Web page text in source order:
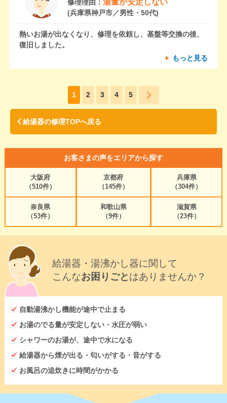
修理理由：
(兵庫県神戸市／男性・50代)
熱いお湯が出なくなり、修理を依頼し、基盤等交換の後、
復旧しました。
もっと見る
1 2 3 4 5
給湯器の修理TOPへ戻る
お客さまの声をエリアから探す
大阪府
（510件）
京都府
（145件）
兵庫県
（304件）
奈良県
（53件）
和歌山県
（9件）
滋賀県
（23件）
給湯器・湯沸かし器に関して
こんなお困りごとはありませんか？
自動湯沸かし機能が途中で止まる
お湯のでる量が安定しない・水圧が弱い
シャワーのお湯が、途中で水になる
給湯器から煙が出る・匂いがする・音がする
お風呂の追炊きに時間がかかる